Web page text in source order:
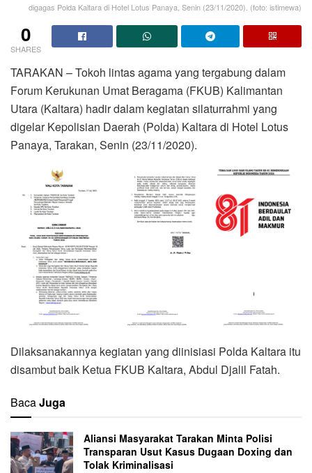
digagas Polda Kaltara di Hotel Lotus Panaya, Senin (23/11/2020). (foto: istimewa)
0
SHARES
TARAKAN – Tokoh lintas agama yang tergabung dalam
Forum Kerukunan Umat Beragama (FKUB) Kalimantan
Utara (Kaltara) hadir dalam kegiatan silaturrahmi yang
digelar Kepolisian Daerah (Polda) Kaltara di Hotel Lotus
Panaya, Tarakan, Senin (23/11/2020).
Dilaksanakannya kegiatan yang diinisiasi Polda Kaltara itu
disambut baik Ketua FKUB Kaltara, Abdul Djalil Fatah.
BacaJuga
Aliansi Masyarakat Tarakan Minta Polisi
Transparan Usut Kasus Dugaan Doxing dan
Tolak Kriminalisasi